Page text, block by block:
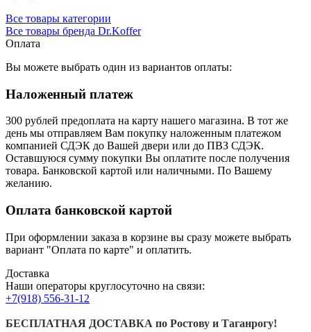
Все товары категории
Все товары бренда Dr.Koffer
Оплата
Вы можете выбрать один из вариантов оплаты:
Наложенный платеж
300 рублей предоплата на карту нашего магазина. В тот же
день мы отправляем Вам покупку наложенным платежом
компанией СДЭК до Вашей двери или до ПВЗ СДЭК.
Оставшуюся сумму покупки Вы оплатите после получения
товара. Банковской картой или наличными. По Вашему
желанию.
Оплата банковской картой
При оформлении заказа в корзине вы сразу можете выбрать
вариант "Оплата по карте" и оплатить.
Доставка
Наши операторы круглосуточно на связи:
+7(918) 556-31-12
БЕСПЛАТНАЯ ДОСТАВКА по Ростову и Таганрогу!